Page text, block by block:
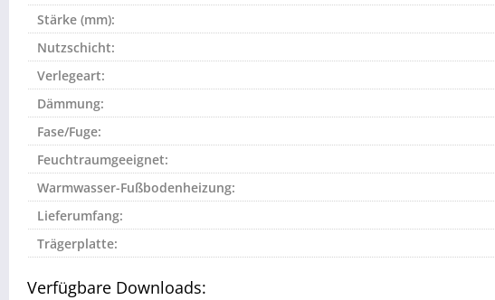
Stärke (mm):
Nutzschicht:
Verlegeart:
Dämmung:
Fase/Fuge:
Feuchtraumgeeignet:
Warmwasser-Fußbodenheizung:
Lieferumfang:
Trägerplatte:
Verfügbare Downloads: